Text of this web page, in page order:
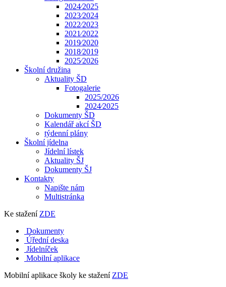
2024⁄2025
2023⁄2024
2022⁄2023
2021⁄2022
2019⁄2020
2018⁄2019
2025⁄2026
Školní družina
Aktuality ŠD
Fotogalerie
2025/2026
2024⁄2025
Dokumenty ŠD
Kalendář akcí ŠD
týdenní plány
Školní jídelna
Jídelní lístek
Aktuality ŠJ
Dokumenty ŠJ
Kontakty
Napište nám
Multistránka
Ke stažení ZDE
Dokumenty
Úřední deska
Jídelníček
Mobilní aplikace
Mobilní aplikace školy ke stažení ZDE